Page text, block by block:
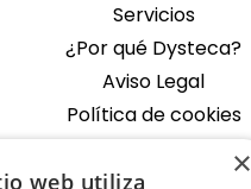
Servicios
¿Por qué Dysteca?
Aviso Legal
Política de cookies
Empresa
×
web utiliza